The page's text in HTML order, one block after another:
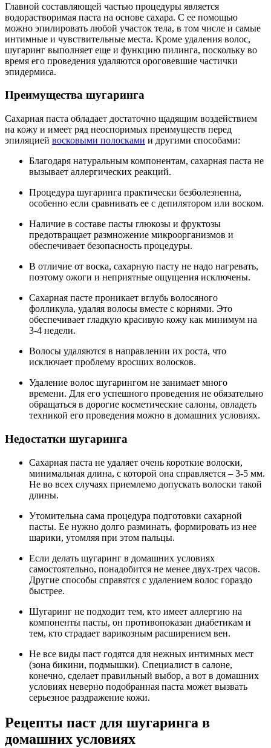
Главной составляющей частью процедуры является
водорастворимая паста на основе сахара. С ее помощью
можно эпилировать любой участок тела, в том числе и самые
интимные и чувствительные места. Кроме удаления волос,
шугаринг выполняет еще и функцию пилинга, поскольку во
время его проведения удаляются ороговевшие частички
эпидермиса.
Преимущества шугаринга
Сахарная паста обладает достаточно щадящим воздействием
на кожу и имеет ряд неоспоримых преимуществ перед
эпиляцией восковыми полосками и другими способами:
Благодаря натуральным компонентам, сахарная паста не
вызывает аллергических реакций.
Процедура шугаринга практически безболезненна,
особенно если сравнивать ее с депилятором или воском.
Наличие в составе пасты глюкозы и фруктозы
предотвращает размножение микроорганизмов и
обеспечивает безопасность процедуры.
В отличие от воска, сахарную пасту не надо нагревать,
поэтому ожоги и неприятные ощущения исключены.
Сахарная пасте проникает вглубь волосяного
фолликула, удаляя волосы вместе с корнями. Это
обеспечивает гладкую красивую кожу как минимум на
3-4 недели.
Волосы удаляются в направлении их роста, что
исключает проблему вросших волосков.
Удаление волос шугарингом не занимает много
времени. Для его успешного проведения не обязательно
обращаться в дорогие косметические салоны, овладеть
техникой его проведения можно в домашних условиях.
Недостатки шугаринга
Сахарная паста не удаляет очень короткие волоски,
минимальная длина, с которой она справляется – 3-5 мм.
Не во всех случаях приемлемо допускать волоски такой
длины.
Утомительна сама процедура подготовки сахарной
пасты. Ее нужно долго разминать, формировать из нее
шарики, утомляя при этом пальцы.
Если делать шугаринг в домашних условиях
самостоятельно, понадобится не менее двух-трех часов.
Другие способы справятся с удалением волос гораздо
быстрее.
Шугаринг не подходит тем, кто имеет аллергию на
компоненты пасты, он противопоказан диабетикам и
тем, кто страдает варикозным расширением вен.
Не все виды паст годятся для нежных интимных мест
(зона бикини, подмышки). Специалист в салоне,
конечно, сделает правильный выбор, а вот в домашних
условиях неверно подобранная паста может вызвать
серьезное раздражение кожи.
Рецепты паст для шугаринга в
домашних условиях